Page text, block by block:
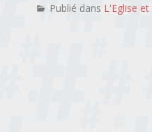
Publié dans L'Eglise